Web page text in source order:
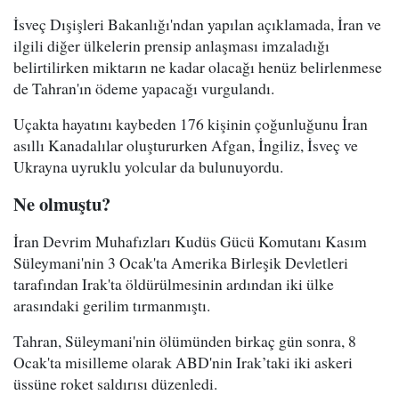
İsveç Dışişleri Bakanlığı'ndan yapılan açıklamada, İran ve
ilgili diğer ülkelerin prensip anlaşması imzaladığı
belirtilirken miktarın ne kadar olacağı henüz belirlenmese
de Tahran'ın ödeme yapacağı vurgulandı.
Uçakta hayatını kaybeden 176 kişinin çoğunluğunu İran
asıllı Kanadalılar oluştururken Afgan, İngiliz, İsveç ve
Ukrayna uyruklu yolcular da bulunuyordu.
Ne olmuştu?
İran Devrim Muhafızları Kudüs Gücü Komutanı Kasım
Süleymani'nin 3 Ocak'ta Amerika Birleşik Devletleri
tarafından Irak'ta öldürülmesinin ardından iki ülke
arasındaki gerilim tırmanmıştı.
Tahran, Süleymani'nin ölümünden birkaç gün sonra, 8
Ocak'ta misilleme olarak ABD'nin Irak’taki iki askeri
üssüne roket saldırısı düzenledi.